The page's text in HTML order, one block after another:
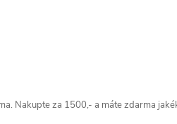
Nakupte za 1500,- a máte zdarma